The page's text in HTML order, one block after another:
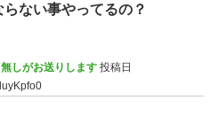
ない事やってるの？
しがお送りします 投稿日